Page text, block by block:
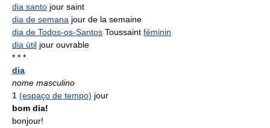
dia santo jour saint
dia de semana jour de la semaine
dia de Todos-os-Santos Toussaint féminin
dia útil jour ouvrable
* * *
dia
nome masculino
1 (espaço de tempo) jour
bom dia!
bonjour!